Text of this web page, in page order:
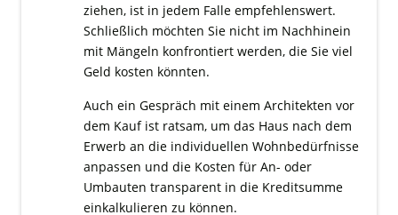
ziehen, ist in jedem Falle empfehlenswert.
Schließlich möchten Sie nicht im Nachhinein
mit Mängeln konfrontiert werden, die Sie viel
Geld kosten könnten.
Auch ein Gespräch mit einem Architekten vor
dem Kauf ist ratsam, um das Haus nach dem
Erwerb an die individuellen Wohnbedürfnisse
anpassen und die Kosten für An- oder
Umbauten transparent in die Kreditsumme
einkalkulieren zu können.